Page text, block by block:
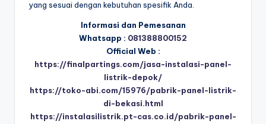
yang sesuai dengan kebutuhan spesifik Anda.
Informasi dan Pemesanan
Whatsapp : 081388800152
Official Web :
https://finalpartings.com/jasa-instalasi-panel-
listrik-depok/
https://toko-abi.com/15976/pabrik-panel-listrik-
di-bekasi.html
https://instalasilistrik.pt-cas.co.id/pabrik-panel-